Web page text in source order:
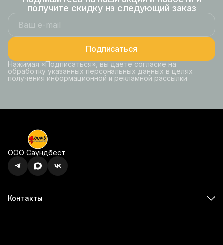
получите скидку на следующий заказ
Подписаться
Нажимая «Подписаться», вы даете согласие на
обработку указанных персональных данных в целях
получения информационной и рекламной рассылки
ООО Саундбест
Контакты